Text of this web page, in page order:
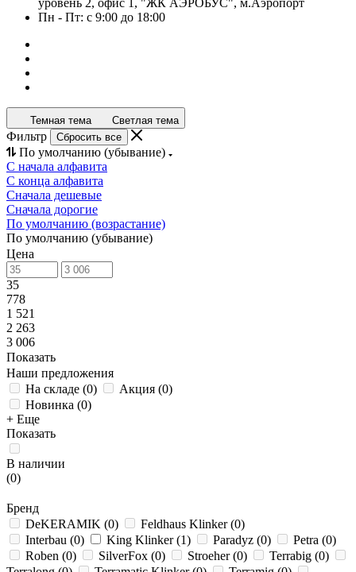
уровень 2, офис 1, "ЖК АЭРОБУС", м.Аэропорт
Пн - Пт: с 9:00 до 18:00
Темная тема Светлая тема
Фильтр Сбросить все
По умолчанию (убывание)
С начала алфавита
С конца алфавита
Сначала дешевые
Сначала дорогие
По умолчанию (возрастание)
По умолчанию (убывание)
Цена
35
778
1 521
2 263
3 006
Показать
Наши предложения
На складе (0) Акция (0)
Новинка (0)
+ Еще
Показать
В наличии
(0)
Бренд
DeKERAMIK (0) Feldhaus Klinker(0)
Interbau (0) King Klinker(1) Paradyz (0) Petra (0)
Roben (0) SilverFox (0) Stroeher(0) Terrabig (0)